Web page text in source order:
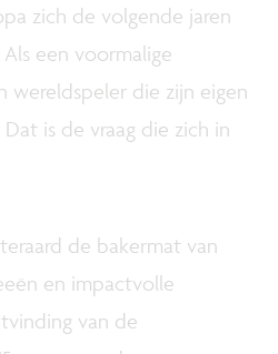
zich de volgende jaren
een voormalige
wereldspeler die zijn eigen
is de vraag die zich in
de bakermat van
en impactvolle
van de